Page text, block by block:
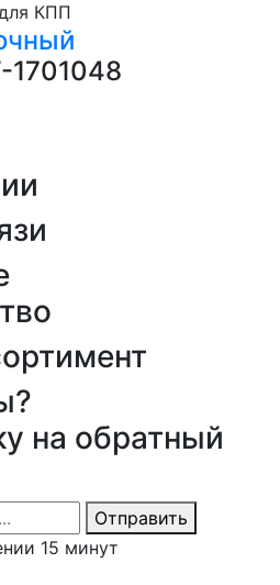
КПП
1701048
на обратный
Отправить
15 минут